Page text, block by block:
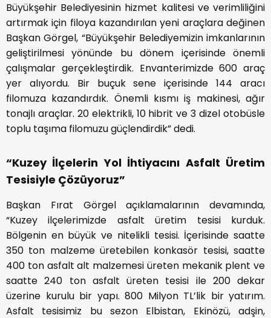
Büyükşehir Belediyesinin hizmet kalitesi ve verimliliğini
artırmak için filoya kazandırılan yeni araçlara değinen
Başkan Görgel, “Büyükşehir Belediyemizin imkanlarının
geliştirilmesi yönünde bu dönem içerisinde önemli
çalışmalar gerçekleştirdik. Envanterimizde 600 araç
yer alıyordu. Bir buçuk sene içerisinde 144 aracı
filomuza kazandırdık. Önemli kısmı iş makinesi, ağır
tonajlı araçlar. 20 elektrikli, 10 hibrit ve 3 dizel otobüsle
toplu taşıma filomuzu güçlendirdik” dedi.
“Kuzey İlçelerin Yol İhtiyacını Asfalt Üretim
Tesisiyle Çözüyoruz”
Başkan Fırat Görgel açıklamalarının devamında,
“Kuzey ilçelerimizde asfalt üretim tesisi kurduk.
Bölgenin en büyük ve nitelikli tesisi. İçerisinde saatte
350 ton malzeme üretebilen konkasör tesisi, saatte
400 ton asfalt alt malzemesi üreten mekanik plent ve
saatte 240 ton asfalt üreten tesisi ile 200 dekar
üzerine kurulu bir yapı. 800 Milyon TL’lik bir yatırım.
Asfalt tesisimiz bu sezon Elbistan, Ekinözü, adşin,